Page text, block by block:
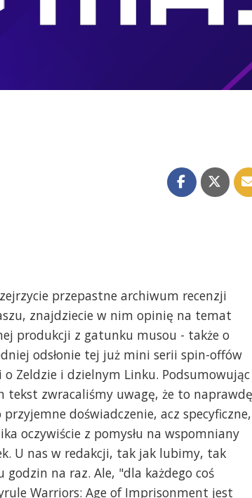
przepastne archiwum recenzji
znajdziecie w nim opinię na temat
produkcji z gatunku musou - także o
odsłonie tej już mini serii spin-offów
Zeldzie i dzielnym Linku. Podsumowując
tekst zwracaliśmy uwagę, że to naprawdę
przyjemne doświadczenie, acz specyficzne,
oczywiście z pomysłu na wspomniany
U nas w redakcji, tak jak lubimy, tak
na raz. Ale, "dla każdego coś
Warriors: Age of Imprisonment jest